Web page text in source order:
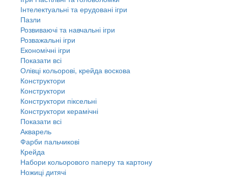
Інтелектуальні та ерудовані ігри
Пазли
Розвиваючі та навчальні ігри
Розважальні ігри
Економічні ігри
Показати всі
Олівці кольорові, крейда воскова
Конструктори
Конструктори
Конструктори піксельні
Конструктори керамічні
Показати всі
Акварель
Фарби пальчикові
Крейда
Набори кольорового паперу та картону
Ножиці дитячі